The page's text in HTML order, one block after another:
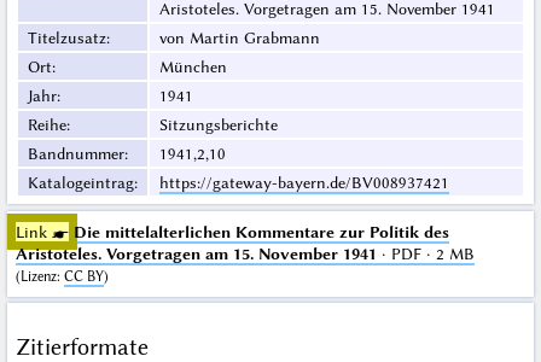
Aristoteles. Vorgetragen am 15. November 1941
Titelzusatz:
von Martin Grabmann
Ort:
München
Jahr:
1941
Reihe:
Sitzungsberichte
Bandnummer:
1941,2,10
Katalogeintrag: https://gateway-bayern.de/BV008937421
Link ☛ Die mittelalterlichen Kommentare zur Politik des
Aristoteles. Vorgetragen am 15. November 1941 · PDF · 2 MB
(Lizenz: CC BY)
Zitierformate